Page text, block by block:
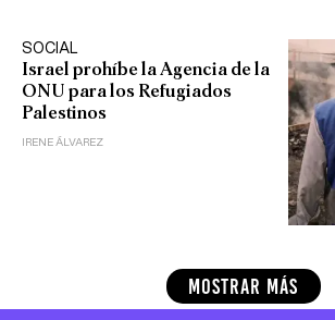
SOCIAL
Israel prohíbe la Agencia de la
ONU para los Refugiados
Palestinos
IRENE ÁLVAREZ
MOSTRAR MÁS